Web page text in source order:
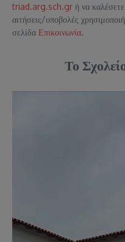
triad.arg.sch.gr ή να
αιτήσεις/υποβολές
σελίδα Επικοινωνία.
Το